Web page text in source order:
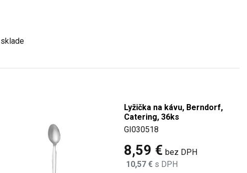
Lyžička na kávu, Berndorf,
Catering, 36ks
GI030518
8,59 € bez DPH
10,57 € s DPH